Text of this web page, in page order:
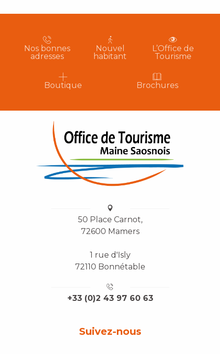
Nos bonnes
adresses
Nouvel
habitant
L’Office de
Tourisme
Boutique Brochures
50 Place Carnot,
72600 Mamers
1 rue d'Isly
72110 Bonnétable
+33 (0)2 43 97 60 63
Suivez-nous